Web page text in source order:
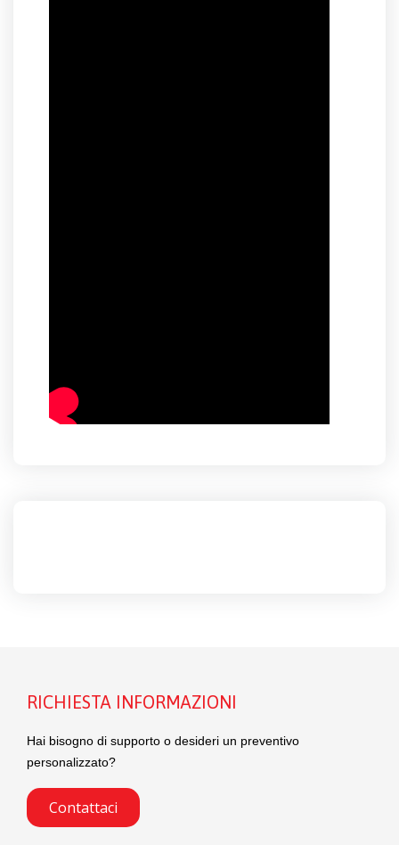
RICHIESTA INFORMAZIONI
Hai bisogno di supporto o desideri un preventivo
personalizzato?
Contattaci